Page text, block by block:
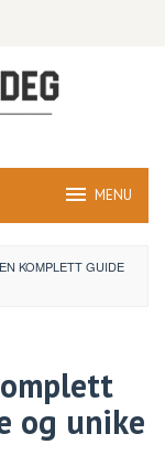
MENU
KOMPLETT GUIDE
og unike